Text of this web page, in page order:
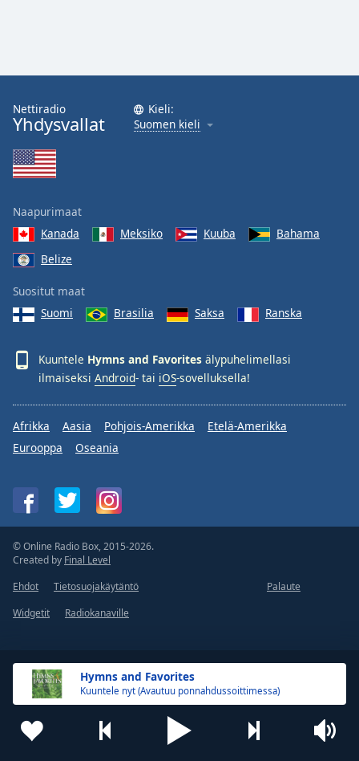
Hymns and Favorites
Kuuntele nyt (Avautuu ponnahdussoittimessa)
Nettiradio
Yhdysvallat
Kieli:
Suomen kieli
Naapurimaat
Kanada
Meksiko Kuuba
Bahama
Belize
Suositut maat
Suomi
Brasilia Saksa Ranska
Kuuntele Hymns and Favorites älypuhelimellasi
ilmaiseksi Android- tai iOS-sovelluksella!
Afrikka Aasia Pohjois-Amerikka
Etelä-Amerikka
Eurooppa
Oseania
© Online Radio Box, 2015-2026.
Created by Final Level
Ehdot
Tietosuojakäytäntö
Palaute
Widgetit
Radiokanaville